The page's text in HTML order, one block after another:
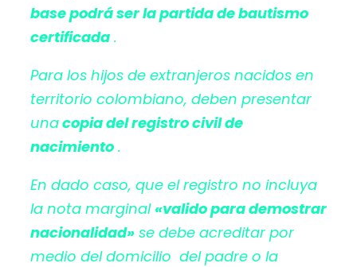
base podrá ser la partida de bautismo
certificada .
Para los hijos de extranjeros nacidos en
territorio colombiano, deben presentar
unacopia del registro civil de
nacimiento .
En dado caso, que el registro no incluya
la nota marginal «valido para demostrar
nacionalidad» se debe acreditar por
medio del domicilio del padre o la